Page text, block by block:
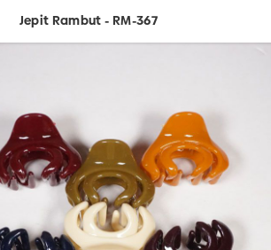
Jepit Rambut - RM-367